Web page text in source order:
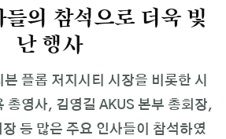
의 참석으로 더욱 빛
난 행사
플롭 저지시티 시장을 비롯한 시
총영사, 김영길 AKUS 본부 총회장,
등 많은 주요 인사들이 참석하였